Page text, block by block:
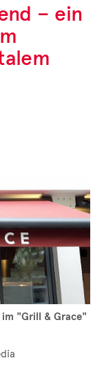
– ein
im "Grill & Grace"